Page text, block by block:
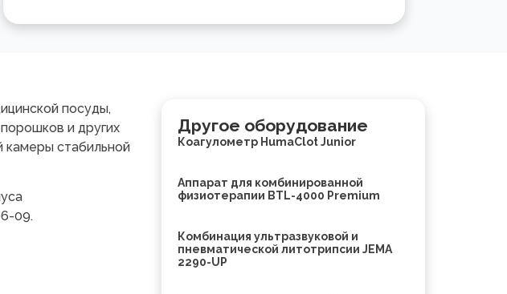
посуды,
и других
стабильной
09.
Другое оборудование
Коагулометр HumaClot Junior
Аппарат для комбинированной
физиотерапии BTL-4000 Premium
Комбинация ультразвуковой и
пневматической литотрипсии JEMA
2290-UP